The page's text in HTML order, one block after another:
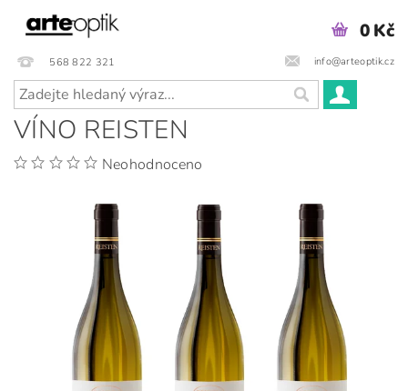
568 822 321 info@arteoptik.cz
0 Kč
VÍNO REISTEN
Neohodnoceno